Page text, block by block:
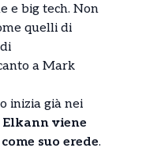
e big tech. Non
quelli di
a Mark
inizia già nei
viene
suo erede.